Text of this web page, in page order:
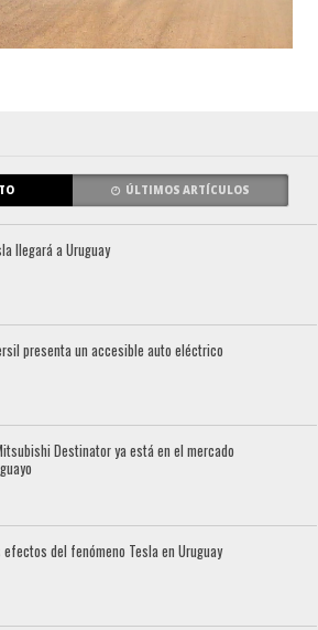
ÚLTIMOS ARTÍCULOS
llegará a Uruguay
presenta un accesible auto eléctrico
Destinator ya está en el mercado
efectos del fenómeno Tesla en Uruguay